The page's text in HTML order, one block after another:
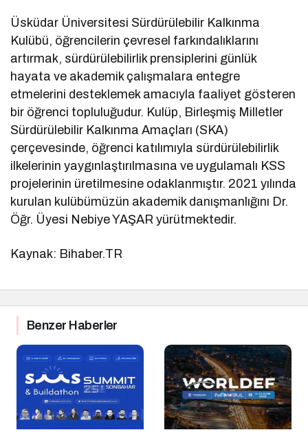
Üsküdar Üniversitesi Sürdürülebilir Kalkınma
Kulübü, öğrencilerin çevresel farkındalıklarını
artırmak, sürdürülebilirlik prensiplerini günlük
hayata ve akademik çalışmalara entegre
etmelerini desteklemek amacıyla faaliyet gösteren
bir öğrenci topluluğudur. Kulüp, Birleşmiş Milletler
Sürdürülebilir Kalkınma Amaçları (SKA)
çerçevesinde, öğrenci katılımıyla sürdürülebilirlik
ilkelerinin yaygınlaştırılmasına ve uygulamalı KSS
projelerinin üretilmesine odaklanmıştır. 2021 yılında
kurulan kulübümüzün akademik danışmanlığını Dr.
Öğr. Üyesi Nebiye YAŞAR yürütmektedir.
Kaynak: Bihaber.TR
Benzer Haberler